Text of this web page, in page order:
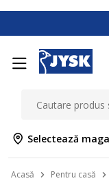
Selectează
Acasă Pentru casă